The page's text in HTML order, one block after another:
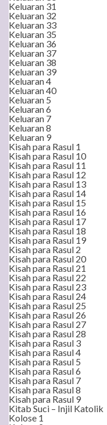
Keluaran 31
Keluaran 32
Keluaran 33
Keluaran 35
Keluaran 36
Keluaran 37
Keluaran 38
Keluaran 39
Keluaran 4
Keluaran 40
Keluaran 5
Keluaran 6
Keluaran 7
Keluaran 8
Keluaran 9
Kisah para Rasul 1
Kisah para Rasul 10
Kisah para Rasul 11
Kisah para Rasul 12
Kisah para Rasul 13
Kisah para Rasul 14
Kisah para Rasul 15
Kisah para Rasul 16
Kisah para Rasul 17
Kisah para Rasul 18
Kisah para Rasul 19
Kisah para Rasul 2
Kisah para Rasul 20
Kisah para Rasul 21
Kisah para Rasul 22
Kisah para Rasul 23
Kisah para Rasul 24
Kisah para Rasul 25
Kisah para Rasul 26
Kisah para Rasul 27
Kisah para Rasul 28
Kisah para Rasul 3
Kisah para Rasul 4
Kisah para Rasul 5
Kisah para Rasul 6
Kisah para Rasul 7
Kisah para Rasul 8
Kisah para Rasul 9
Kitab Suci – Injil Katolik
Kolose 1